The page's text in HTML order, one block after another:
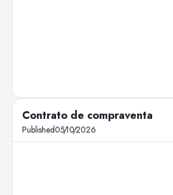
Contrato de compraventa
Published05/10/2026